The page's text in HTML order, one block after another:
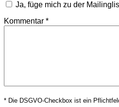
Ja, füge mich zu der
Kommentar *
* Die DSGVO-Checkbox ist ein